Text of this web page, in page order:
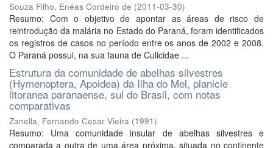
Souza Filho, Enéas Cordeiro de (2011-03-30)
Resumo: Com o objetivo de apontar as áreas de risco de
reintrodução da malária no Estado do Paraná, foram identificados
os registros de casos no período entre os anos de 2002 e 2008.
O Paraná possui, na sua fauna de Culicidae ...
Estrutura da comunidade de abelhas silvestres
(Hymenoptera, Apoidea) da Ilha do Mel, planicie
litoranea paranaense, sul do Brasil, com notas
comparativas
Zanella, Fernando Cesar Vieira (1991)
Resumo: Uma comunidade insular de abelhas silvestres e
comparada a outra de uma área próxima, situada no continente